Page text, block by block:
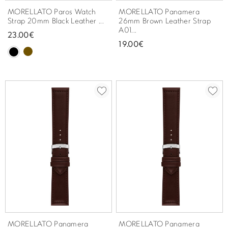
MORELLATO Paros Watch
Strap 20mm Black Leather ...
23.00€
MORELLATO Panamera
26mm Brown Leather Strap
A01...
19.00€
MORELLATO Panamera
MORELLATO Panamera